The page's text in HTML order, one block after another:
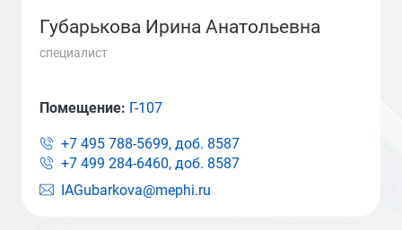
Губарькова Ирина Анатольевна
специалист
IAGubarkova@mephi.ru
Помещение: Г-107
+7 495 788-5699, доб. 8587
+7 499 284-6460, доб. 8587